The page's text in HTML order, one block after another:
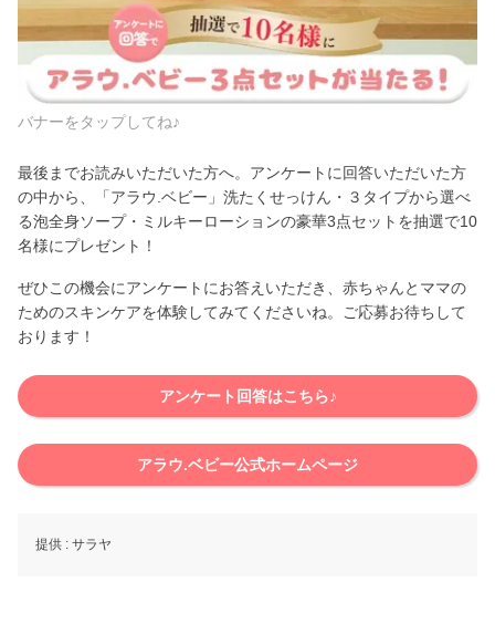
バナーをタップしてね♪
最後までお読みいただいた方へ。アンケートに回答いただいた方
の中から、「アラウ.ベビー」洗たくせっけん・３タイプから選べ
る泡全身ソープ・ミルキーローションの豪華3点セットを抽選で10
名様にプレゼント！
ぜひこの機会にアンケートにお答えいただき、赤ちゃんとママの
ためのスキンケアを体験してみてくださいね。ご応募お待ちして
おります！
アンケート回答はこちら♪
アラウ.ベビー公式ホームページ
提供 : サラヤ